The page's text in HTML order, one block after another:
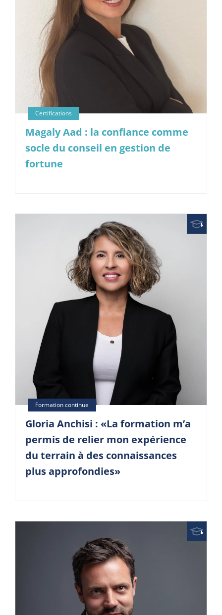
Magaly Aad : la confiance comme
socle du conseil en gestion de
fortune
Gloria Anchisi : «La formation m’a
permis de relier mon expérience
du terrain à des connaissances
plus approfondies»